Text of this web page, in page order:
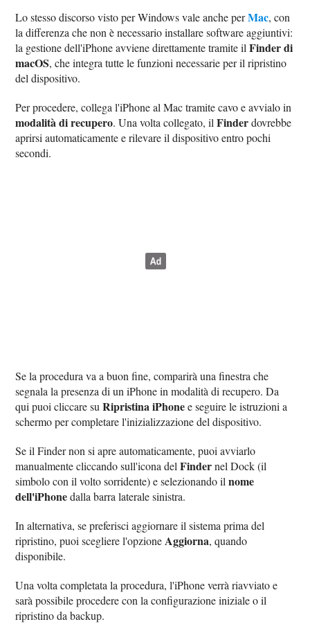
Lo stesso discorso visto per Windows vale anche perMac, con
la differenza che non è necessario installare software aggiuntivi:
la gestione dell'iPhone avviene direttamente tramite ilFinder di
macOS, che integra tutte le funzioni necessarie per il ripristino
del dispositivo.
Per procedere, collega l'iPhone al Mac tramite cavo e avvialo in
modalità di recupero. Una volta collegato, ilFinderdovrebbe
aprirsi automaticamente e rilevare il dispositivo entro pochi
secondi.
Se la procedura va a buon fine, comparirà una finestra che
segnala la presenza di un iPhone in modalità di recupero. Da
qui puoi cliccare suRipristina iPhonee seguire le istruzioni a
schermo per completare l'inizializzazione del dispositivo.
Se il Finder non si apre automaticamente, puoi avviarlo
manualmente cliccando sull'icona delFindernel Dock (il
simbolo con il volto sorridente) e selezionando ilnome
dell'iPhonedalla barra laterale sinistra.
In alternativa, se preferisci aggiornare il sistema prima del
ripristino, puoi scegliere l'opzioneAggiorna, quando
disponibile.
Una volta completata la procedura, l'iPhone verrà riavviato e
sarà possibile procedere con la configurazione iniziale o il
ripristino da backup.